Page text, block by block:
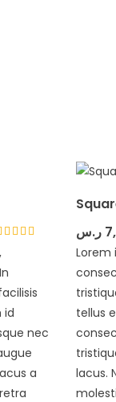
out of 5
id
nec
a
ر.س
Lorem
tellus
lacus.